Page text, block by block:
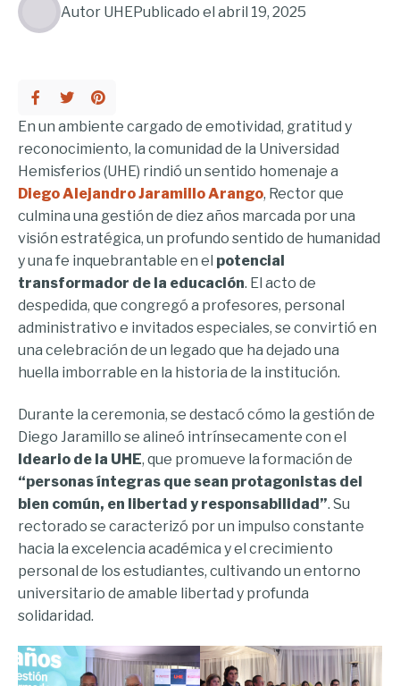
Autor UHEPublicado el abril 19, 2025
En un ambiente cargado de emotividad, gratitud y
reconocimiento, la comunidad de la Universidad
Hemisferios (UHE) rindió un sentido homenaje a
Diego Alejandro Jaramillo Arango, Rector que
culmina una gestión de diez años marcada por una
visión estratégica, un profundo sentido de humanidad
y una fe inquebrantable en el potencial
transformador de la educación. El acto de
despedida, que congregó a profesores, personal
administrativo e invitados especiales, se convirtió en
una celebración de un legado que ha dejado una
huella imborrable en la historia de la institución.
Durante la ceremonia, se destacó cómo la gestión de
Diego Jaramillo se alineó intrínsecamente con el
Ideario de la UHE, que promueve la formación de
“personas íntegras que sean protagonistas del
bien común, en libertad y responsabilidad”. Su
rectorado se caracterizó por un impulso constante
hacia la excelencia académica y el crecimiento
personal de los estudiantes, cultivando un entorno
universitario de amable libertad y profunda
solidaridad.